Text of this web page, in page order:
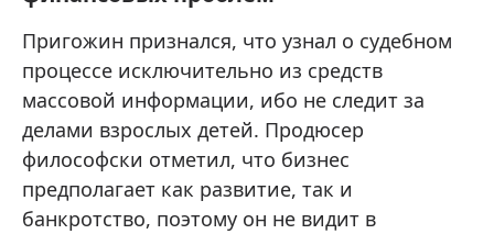
Пригожин признался, что узнал о судебном
процессе исключительно из средств
массовой информации, ибо не следит за
делами взрослых детей. Продюсер
философски отметил, что бизнес
предполагает как развитие, так и
банкротство, поэтому он не видит в